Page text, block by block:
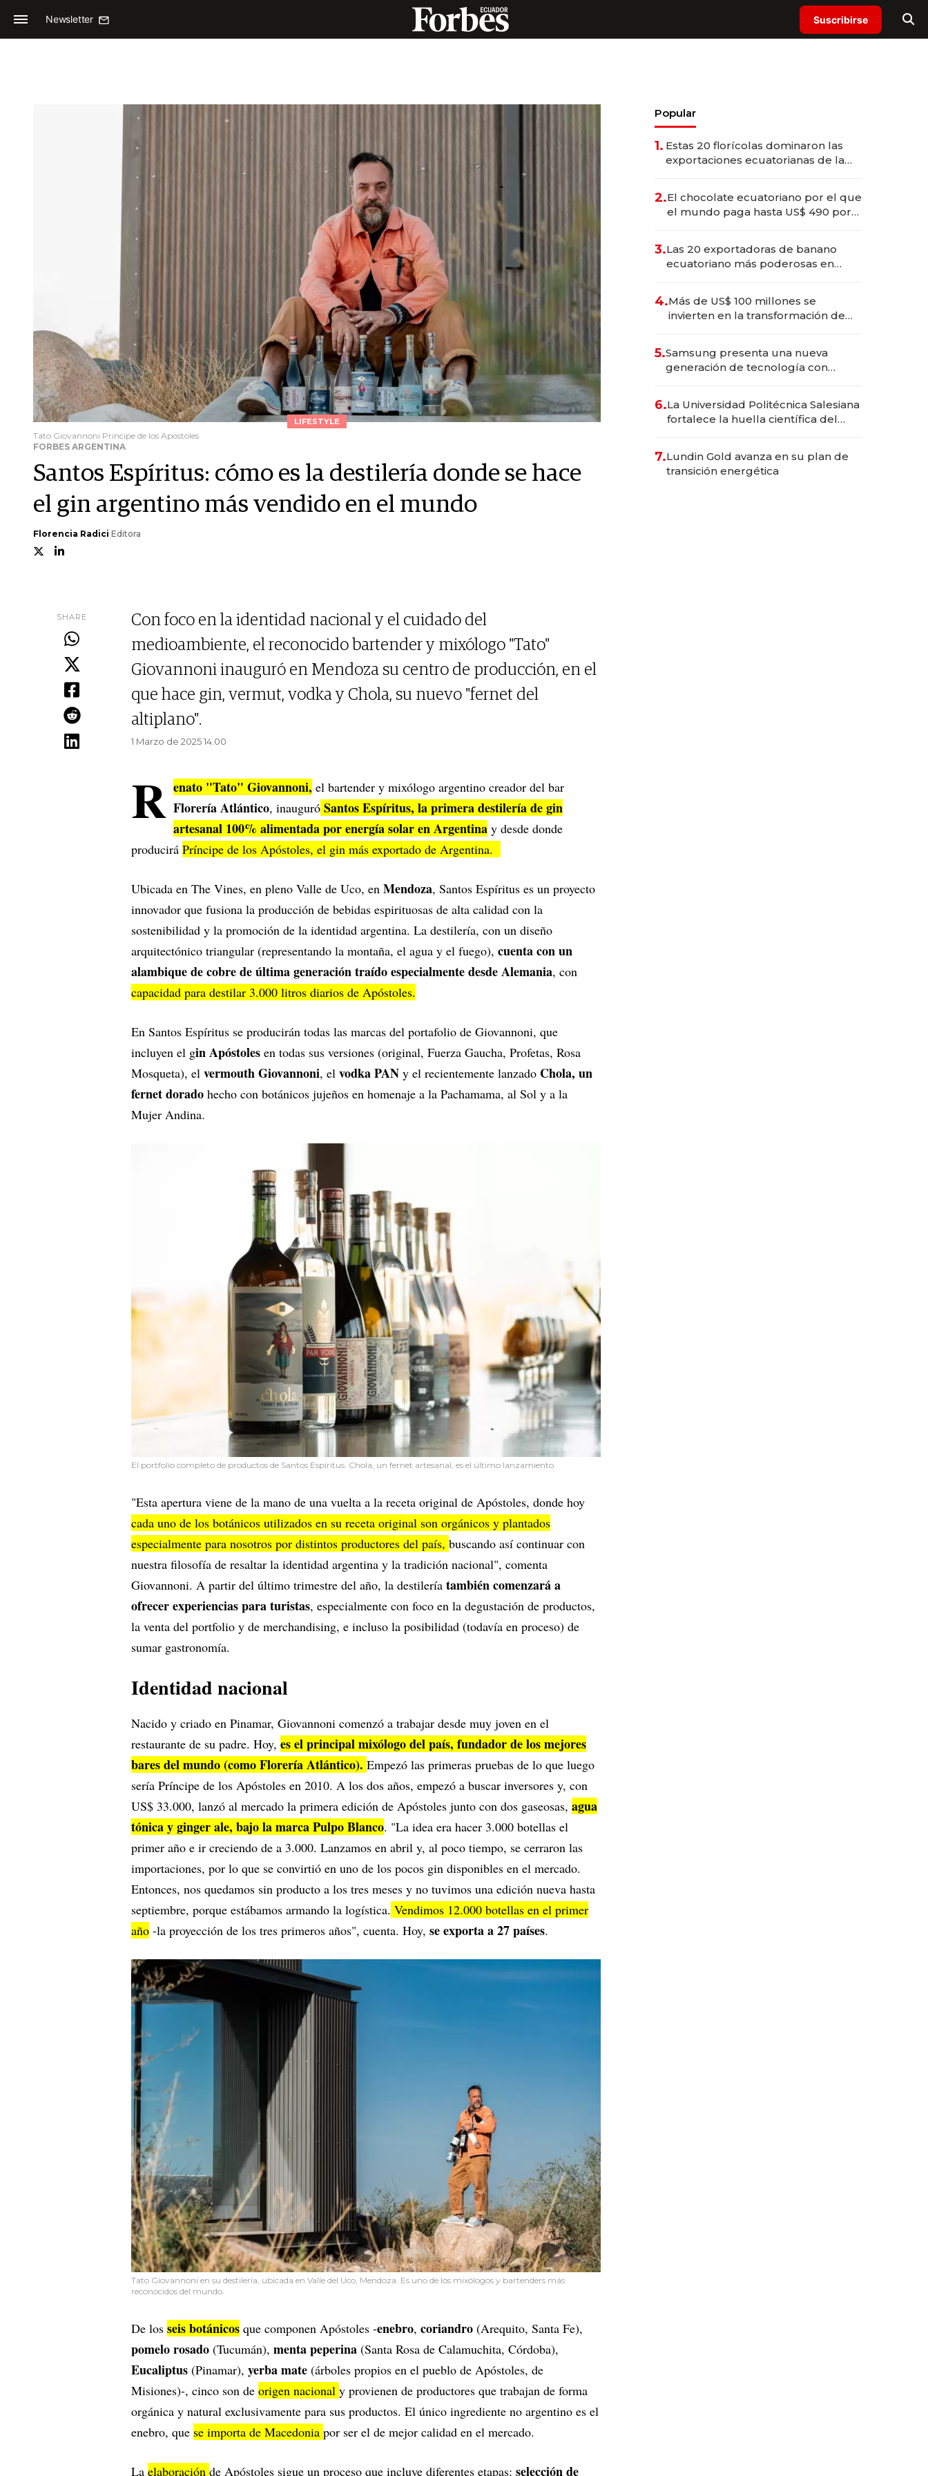
Newsletter Suscribirse
LIFESTYLE
Tato Giovannoni Principe de los Apostoles
FORBES ARGENTINA
Santos Espíritus: cómo es la destilería donde se hace
el gin argentino más vendido en el mundo
Florencia Radici Editora
SHARE
Con foco en la identidad nacional y el cuidado del
medioambiente, el reconocido bartender y mixólogo "Tato"
Giovannoni inauguró en Mendoza su centro de producción, en el
que hace gin, vermut, vodka y Chola, su nuevo "fernet del
altiplano".
1 Marzo de 2025 14.00
R enato "Tato" Giovannoni, el bartender y mixólogo argentino creador del bar
Florería Atlántico, inauguró Santos Espíritus, la primera destilería de gin
artesanal 100% alimentada por energía solar en Argentina y desde donde
producirá Príncipe de los Apóstoles, el gin más exportado de Argentina.
Ubicada en The Vines, en pleno Valle de Uco, en Mendoza, Santos Espíritus es un proyecto
innovador que fusiona la producción de bebidas espirituosas de alta calidad con la
sostenibilidad y la promoción de la identidad argentina. La destilería, con un diseño
arquitectónico triangular (representando la montaña, el agua y el fuego), cuenta con un
alambique de cobre de última generación traído especialmente desde Alemania, con
capacidad para destilar 3.000 litros diarios de Apóstoles.
En Santos Espíritus se producirán todas las marcas del portafolio de Giovannoni, que
incluyen el gin Apóstoles en todas sus versiones (original, Fuerza Gaucha, Profetas, Rosa
Mosqueta), el vermouth Giovannoni, el vodka PAN y el recientemente lanzado Chola, un
fernet dorado hecho con botánicos jujeños en homenaje a la Pachamama, al Sol y a la
Mujer Andina.
El portfolio completo de productos de Santos Espíritus. Chola, un fernet artesanal, es el último lanzamiento.
"Esta apertura viene de la mano de una vuelta a la receta original de Apóstoles, donde hoy
cada uno de los botánicos utilizados en su receta original son orgánicos y plantados
especialmente para nosotros por distintos productores del país, buscando así continuar con
nuestra filosofía de resaltar la identidad argentina y la tradición nacional", comenta
Giovannoni. A partir del último trimestre del año, la destilería también comenzará a
ofrecer experiencias para turistas, especialmente con foco en la degustación de productos,
la venta del portfolio y de merchandising, e incluso la posibilidad (todavía en proceso) de
sumar gastronomía.
Identidad nacional
Nacido y criado en Pinamar, Giovannoni comenzó a trabajar desde muy joven en el
restaurante de su padre. Hoy, es el principal mixólogo del país, fundador de los mejores
bares del mundo (como Florería Atlántico). Empezó las primeras pruebas de lo que luego
sería Príncipe de los Apóstoles en 2010. A los dos años, empezó a buscar inversores y, con
US$ 33.000, lanzó al mercado la primera edición de Apóstoles junto con dos gaseosas, agua
tónica y ginger ale, bajo la marca Pulpo Blanco. "La idea era hacer 3.000 botellas el
primer año e ir creciendo de a 3.000. Lanzamos en abril y, al poco tiempo, se cerraron las
importaciones, por lo que se convirtió en uno de los pocos gin disponibles en el mercado.
Entonces, nos quedamos sin producto a los tres meses y no tuvimos una edición nueva hasta
septiembre, porque estábamos armando la logística. Vendimos 12.000 botellas en el primer
año -la proyección de los tres primeros años", cuenta. Hoy, se exporta a 27 países.
Tato Giovannoni en su destilería, ubicada en Valle del Uco, Mendoza. Es uno de los mixólogos y bartenders más
reconocidos del mundo.
De los seis botánicos que componen Apóstoles -enebro, coriandro (Arequito, Santa Fe),
pomelo rosado (Tucumán), menta peperina (Santa Rosa de Calamuchita, Córdoba),
Eucaliptus (Pinamar), yerba mate (árboles propios en el pueblo de Apóstoles, de
Misiones)-, cinco son de origen nacional y provienen de productores que trabajan de forma
orgánica y natural exclusivamente para sus productos. El único ingrediente no argentino es el
enebro, que se importa de Macedonia por ser el de mejor calidad en el mercado.
La elaboración de Apóstoles sigue un proceso que incluye diferentes etapas: selección de
Popular
1. Estas 20 florícolas dominaron las
exportaciones ecuatorianas de la
2.El chocolate ecuatoriano por el que
el mundo paga hasta US$ 490 por
3.Las 20 exportadoras de banano
ecuatoriano más poderosas en
4.Más de US$ 100 millones se
invierten en la transformación de
5.Samsung presenta una nueva
generación de tecnología con
6.La Universidad Politécnica Salesiana
fortalece la huella científica del
7.Lundin Gold avanza en su plan de
transición energética